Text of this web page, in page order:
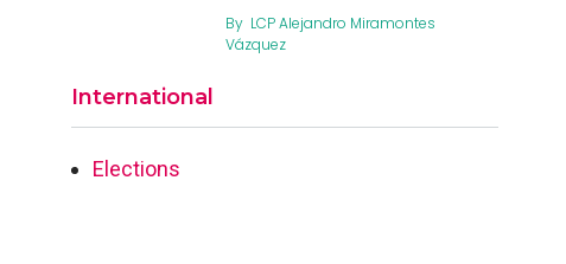
By LCP Alejandro Miramontes
Vázquez
International
Elections